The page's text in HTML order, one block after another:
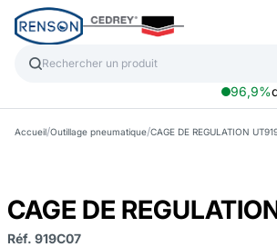
96,9%
Accueil/Outillage pneumatique/CAGE DE REGULATION
CAGE DE
Réf. 919C07